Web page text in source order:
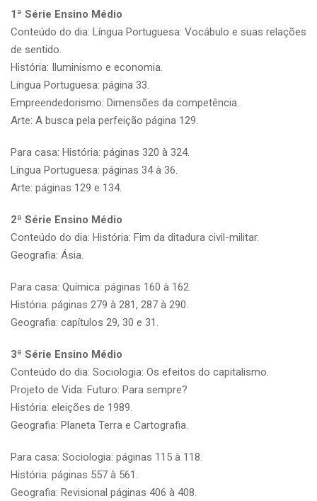
1ª Série Ensino Médio
Conteúdo do dia: Língua Portuguesa: Vocábulo e suas relações
de sentido.
História: Iluminismo e economia.
Língua Portuguesa: página 33.
Empreendedorismo: Dimensões da competência.
Arte: A busca pela perfeição página 129.
Para casa: História: páginas 320 à 324.
Língua Portuguesa: páginas 34 à 36.
Arte: páginas 129 e 134.
2ª Série Ensino Médio
Conteúdo do dia: História: Fim da ditadura civil-militar.
Geografia: Ásia.
Para casa: Química: páginas 160 à 162.
História: páginas 279 à 281, 287 à 290.
Geografia: capítulos 29, 30 e 31.
3ª Série Ensino Médio
Conteúdo do dia: Sociologia: Os efeitos do capitalismo.
Projeto de Vida: Futuro: Para sempre?
História: eleições de 1989.
Geografia: Planeta Terra e Cartografia.
Para casa: Sociologia: páginas 115 à 118.
História: páginas 557 à 561.
Geografia: Revisional páginas 406 à 408.